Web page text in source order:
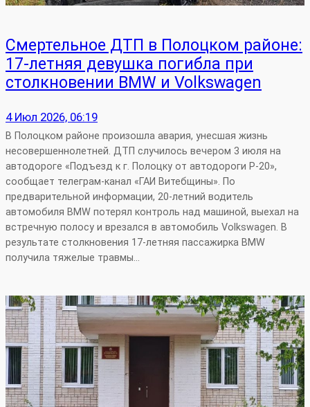
Смертельное ДТП в Полоцком районе:
17-летняя девушка погибла при
столкновении BMW и Volkswagen
4 Июл 2026, 06:19
В Полоцком районе произошла авария, унесшая жизнь
несовершеннолетней. ДТП случилось вечером 3 июля на
автодороге «Подъезд к г. Полоцку от автодороги Р‑20»,
сообщает телеграм-канал «ГАИ Витебщины». По
предварительной информации, 20‑летний водитель
автомобиля BMW потерял контроль над машиной, выехал на
встречную полосу и врезался в автомобиль Volkswagen. В
результате столкновения 17‑летняя пассажирка BMW
получила тяжелые травмы…